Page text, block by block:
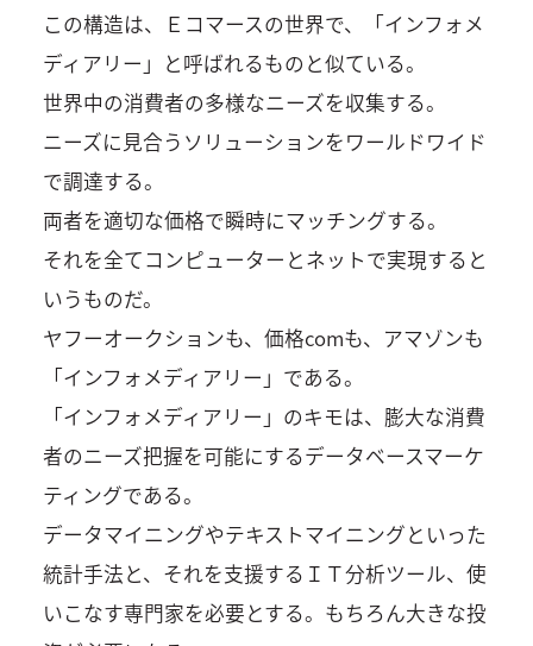
この構造は、Ｅコマースの世界で、「インフォメ
ディアリー」と呼ばれるものと似ている。
世界中の消費者の多様なニーズを収集する。
ニーズに見合うソリューションをワールドワイド
で調達する。
両者を適切な価格で瞬時にマッチングする。
それを全てコンピューターとネットで実現すると
いうものだ。
ヤフーオークションも、価格comも、アマゾンも
「インフォメディアリー」である。
「インフォメディアリー」のキモは、膨大な消費
者のニーズ把握を可能にするデータベースマーケ
ティングである。
データマイニングやテキストマイニングといった
統計手法と、それを支援するＩＴ分析ツール、使
いこなす専門家を必要とする。もちろん大きな投